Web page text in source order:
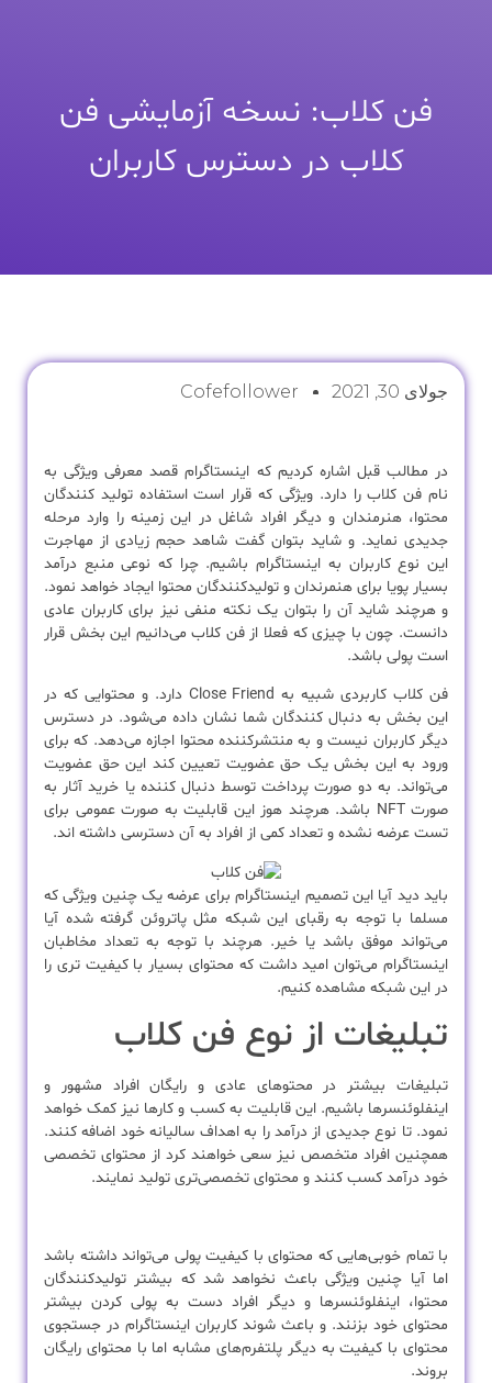
فن کلاب: نسخه آزمایشی فن
کلاب در دسترس کاربران
جولای 30, 2021 Cofefollower
در مطالب قبل اشاره کردیم که اینستاگرام قصد معرفی ویژگی به
نام فن کلاب را دارد. ویژگی که قرار است استفاده تولید کنندگان
محتوا، هنرمندان و دیگر افراد شاغل در این زمینه را وارد مرحله
جدیدی نماید. و شاید بتوان گفت شاهد حجم زیادی از مهاجرت
این نوع کاربران به اینستاگرام باشیم. چرا که نوعی منبع درآمد
بسیار پویا برای هنمرندان و تولیدکنندگان محتوا ایجاد خواهد نمود.
و هرچند شاید آن را بتوان یک نکته منفی نیز برای کاربران عادی
دانست. چون با چیزی که فعلا از فن کلاب می‌دانیم این بخش قرار
است پولی باشد.
فن کلاب کاربردی شبیه به Close Friend دارد. و محتوایی که در
این بخش به دنبال کنندگان شما نشان داده می‌شود. در دسترس
دیگر کاربران نیست و به منتشرکننده محتوا اجازه می‌دهد. که برای
ورود به این بخش یک حق عضویت تعیین کند این حق عضویت
می‌تواند. به دو صورت پرداخت توسط دنبال کننده یا خرید آثار به
صورت NFT باشد. هرچند هوز این قابلیت به صورت عمومی برای
تست عرضه نشده و تعداد کمی از افراد به آن دسترسی داشته اند.
باید دید آیا این تصمیم اینستاگرام برای عرضه یک چنین ویژگی که
مسلما با توجه به رقبای این شبکه مثل پاتروئن گرفته شده آیا
می‌تواند موفق باشد یا خیر. هرچند با توجه به تعداد مخاطبان
اینستاگرام می‌توان امید داشت که محتوای بسیار با کیفیت تری را
در این شبکه مشاهده کنیم.
تبلیغات از نوع فن کلاب
تبلیغات بیشتر در محتوهای عادی و رایگان افراد مشهور و
اینفلوئنسرها باشیم. این قابلیت به کسب و کارها نیز کمک خواهد
نمود. تا نوع جدیدی از درآمد را به اهداف سالیانه خود اضافه کنند.
همچنین افراد متخصص نیز سعی خواهند کرد از محتوای تخصصی
خود درآمد کسب کنند و محتوای تخصصی‌تری تولید نمایند.
با تمام خوبی‌هایی که محتوای با کیفیت پولی می‌تواند داشته باشد
اما آیا چنین ویژگی باعث نخواهد شد که بیشتر تولیدکنندگان
محتوا، اینفلوئنسرها و دیگر افراد دست به پولی کردن بیشتر
محتوای خود بزنند. و باعث شوند کاربران اینستاگرام در جستجوی
محتوای با کیفیت به دیگر پلتفرم‌های مشابه اما با محتوای رایگان
بروند.